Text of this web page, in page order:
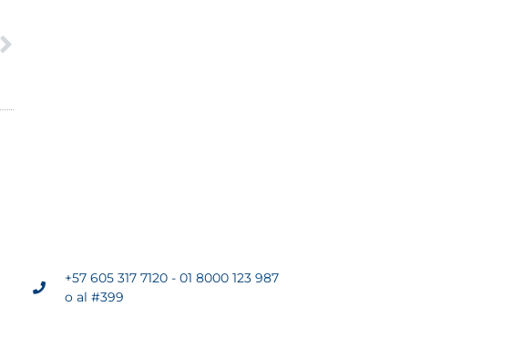
+57 605 317 7120 - 01 8000 123 987
o al #399